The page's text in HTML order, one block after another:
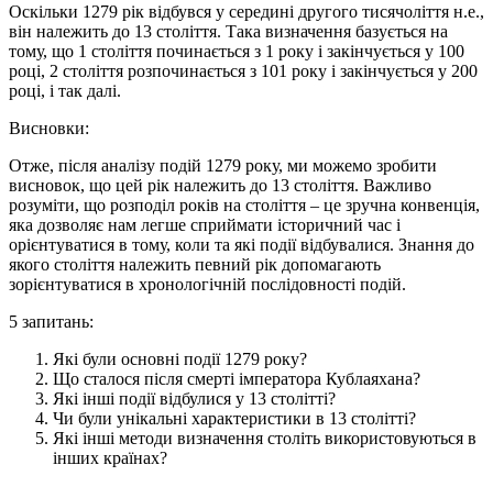
Оскільки 1279 рік відбувся у середині другого тисячоліття н.е.,
він належить до 13 століття. Така визначення базується на
тому, що 1 століття починається з 1 року і закінчується у 100
році, 2 століття розпочинається з 101 року і закінчується у 200
році, і так далі.
Висновки:
Отже, після аналізу подій 1279 року, ми можемо зробити
висновок, що цей рік належить до 13 століття. Важливо
розуміти, що розподіл років на століття – це зручна конвенція,
яка дозволяє нам легше сприймати історичний час і
орієнтуватися в тому, коли та які події відбувалися. Знання до
якого століття належить певний рік допомагають
зорієнтуватися в хронологічній послідовності подій.
5 запитань:
Які були основні події 1279 року?
Що сталося після смерті імператора Кублаяхана?
Які інші події відбулися у 13 столітті?
Чи були унікальні характеристики в 13 столітті?
Які інші методи визначення століть використовуються в
інших країнах?